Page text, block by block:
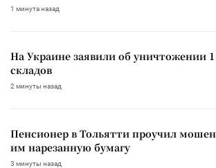
1 минута назад
На Украине заявили об уничтожении
складов
2 минуты назад
Пенсионер в Тольятти проучил
им нарезанную бумагу
3 минуты назад